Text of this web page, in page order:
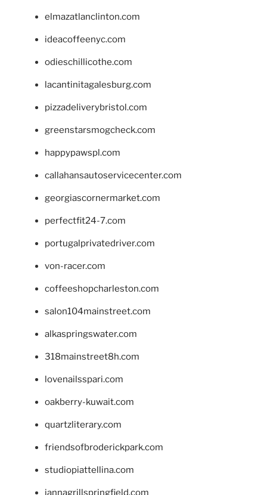
elmazatlanclinton.com
ideacoffeenyc.com
odieschillicothe.com
lacantinitagalesburg.com
pizzadeliverybristol.com
greenstarsmogcheck.com
happypawspl.com
callahansautoservicecenter.com
georgiascornermarket.com
perfectfit24-7.com
portugalprivatedriver.com
von-racer.com
coffeeshopcharleston.com
salon104mainstreet.com
alkaspringswater.com
318mainstreet8h.com
lovenailsspari.com
oakberry-kuwait.com
quartzliterary.com
friendsofbroderickpark.com
studiopiattellina.com
jannagrillspringfield.com